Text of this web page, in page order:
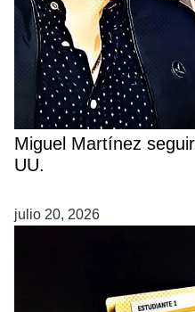
Miguel Martínez
UU.
julio 20, 2026